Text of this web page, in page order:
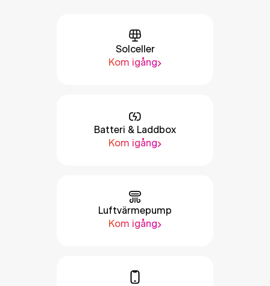
Solceller
Kom igång
Batteri & Laddbox
Kom igång
Luftvärmepump
Kom igång